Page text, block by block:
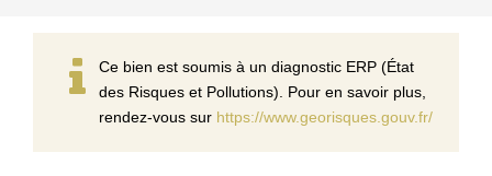
Ce bien est soumis à un diagnostic ERP (État
des Risques et Pollutions). Pour en savoir plus,
rendez-vous sur https://www.georisques.gouv.fr/